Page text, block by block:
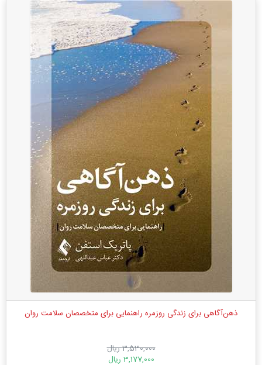
ذهن‌آگاهی برای زندگی روزمره راهنمایی برای متخصصان سلامت روان
3,530,000 ریال
3,177,000 ریال